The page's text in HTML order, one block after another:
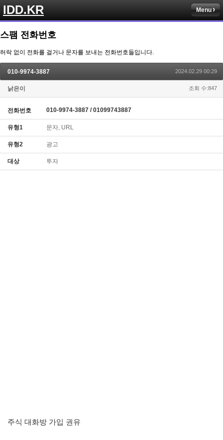
IDD.KR Menu
스팸 전화번호
허락 없이 전화를 걸거나 문자를 보내는 전화번호들입니다.
010-9974-3887 2024.02.29 00:29
낡은이 조회 수:847
전화번호 010-9974-3887 / 01099743887
유형1 문자, URL
유형2 광고
대상 투자
주식 대화방 가입 권유